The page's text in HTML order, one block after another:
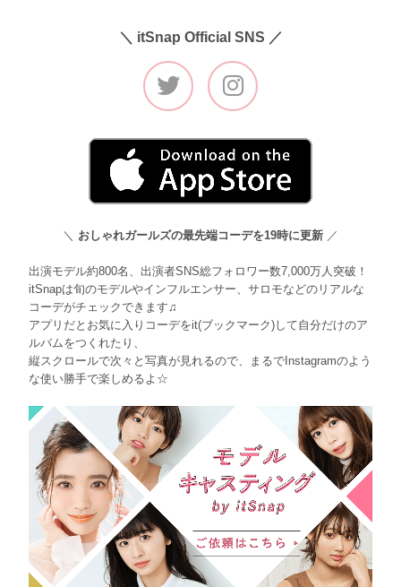
＼ itSnap Official SNS ／
＼ おしゃれガールズの最先端コーデを19時に更新 ／
出演モデル約800名、出演者SNS総フォロワー数7,000万人突破！
itSnapは旬のモデルやインフルエンサー、サロモなどのリアルな
コーデがチェックできます♫
アプリだとお気に入りコーデをit(ブックマーク)して自分だけのア
ルバムをつくれたり、
縦スクロールで次々と写真が見れるので、まるでInstagramのよう
な使い勝手で楽しめるよ☆